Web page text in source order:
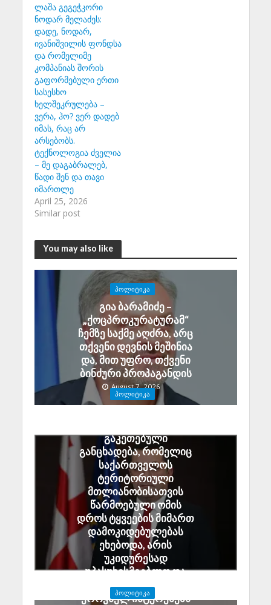
ლაშა გეგეჭკორი
ნოდარ მელაძეს:
დადე, ნოდარ,
ივანიშვილის ფონდსა
და რომელიმე
კომპანიას შორის
გაფორმებული ერთი
სასესხო
ხელშეკრულება –
ვერა, ჰო? ვერ დადებ
იმას, რაც არ
არსებობს.
ტექნოლოგია ძველია
– მე დაგაბრალებ,
წადი შენ და თავი
იმართლე
April 25, 2026
Similar post
You may also like
ᲞᲝᲚᲘᲢᲘᲙᲐ
გია ბარამიძე –
„ქოცპროკურატურამ“
ჩემზე საქმე აღძრა, არც
თქვენი დევნის მეშინია
და, მით უფრო, თქვენი
ბინძური პროპაგანდის
August 7, 2026
ᲞᲝᲚᲘᲢᲘᲙᲐ
გაკეთებული
განცხადება, რომელიც
საქართველოს
ტერიტორიული
მთლიანობისათვის
წარმოებული ომის
დროს ტყვეების მიმართ
დამოკიდებულებას
ეხებოდა, არის
უკიდურესად
უპასუხისმგებლო და
აზიანებს საქართველოს
ეროვნულ ინტერესებს
ᲞᲝᲚᲘᲢᲘᲙᲐ